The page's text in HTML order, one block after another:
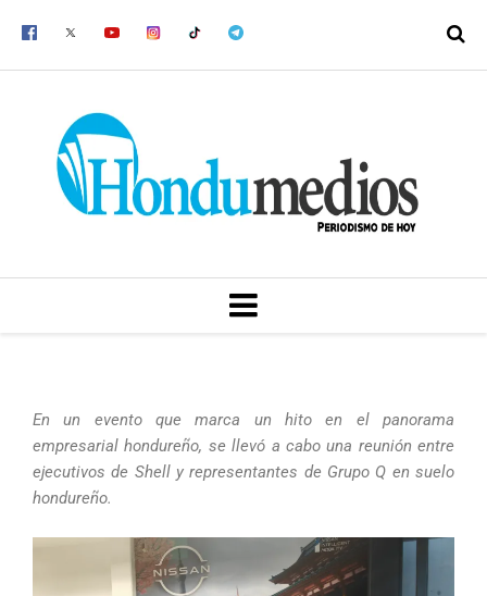
MENU
En un evento que marca un hito en el panorama
empresarial hondureño, se llevó a cabo una reunión entre
ejecutivos de Shell y representantes de Grupo Q en suelo
hondureño.